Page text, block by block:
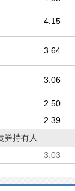
4.15
3.64
3.06
2.50
2.39
券持有人
3.03